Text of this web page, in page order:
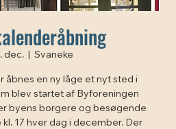
dec.
  |
Svaneke
åbnes en ny låge et nyt sted i
blev startet af Byforeningen
byens borgere og besøgende
17 hver dag i december. Der